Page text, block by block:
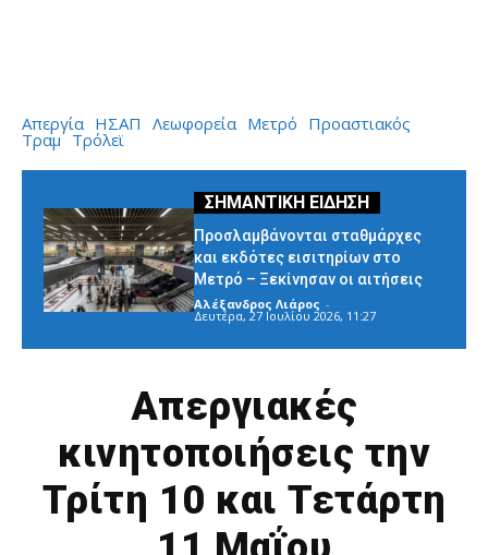
Απεργία ΗΣΑΠ Λεωφορεία Μετρό Προαστιακός
Τραμ Τρόλεϊ
Προσλαμβάνονται σταθμάρχες
και εκδότες εισιτηρίων στο
Μετρό – Ξεκίνησαν οι αιτήσεις
Αλέξανδρος Λιάρος -
Δευτέρα, 27 Ιουλίου 2026, 11:27
Απεργιακές
κινητοποιήσεις την
Τρίτη 10 και Τετάρτη